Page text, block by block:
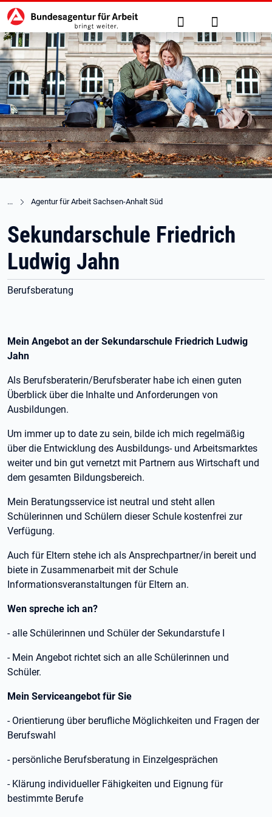
zu den Hauptinhalten springen
Hauptnavigation Suche Anmelden
Agentur für Arbeit Sachsen-Anhalt Süd
Sekundarschule Friedrich
Ludwig Jahn
Berufsberatung
Mein Angebot an der Sekundarschule Friedrich Ludwig
Jahn
Als Berufsberaterin/Berufsberater habe ich einen guten
Überblick über die Inhalte und Anforderungen von
Ausbildungen.
Um immer up to date zu sein, bilde ich mich regelmäßig
über die Entwicklung des Ausbildungs- und Arbeitsmarktes
weiter und bin gut vernetzt mit Partnern aus Wirtschaft und
dem gesamten Bildungsbereich.
Mein Beratungsservice ist neutral und steht allen
Schülerinnen und Schülern dieser Schule kostenfrei zur
Verfügung.
Auch für Eltern stehe ich als Ansprechpartner/in bereit und
biete in Zusammenarbeit mit der Schule
Informationsveranstaltungen für Eltern an.
Wen spreche ich an?
- alle Schülerinnen und Schüler der Sekundarstufe I
- Mein Angebot richtet sich an alle Schülerinnen und
Schüler.
Mein Serviceangebot für Sie
- Orientierung über berufliche Möglichkeiten und Fragen der
Berufswahl
- persönliche Berufsberatung in Einzelgesprächen
- Klärung individueller Fähigkeiten und Eignung für
bestimmte Berufe